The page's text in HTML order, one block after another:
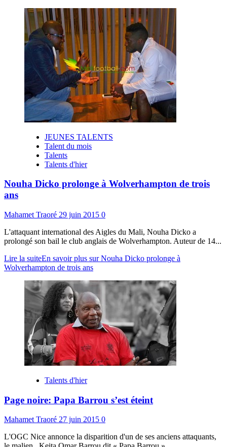
JEUNES TALENTS
Talent du mois
Talents
Talents d'hier
Nouha Dicko prolonge à Wolverhampton de trois
ans
Mahamet Traoré 29 juin 2015 0
L'attaquant international des Aigles du Mali, Nouha Dicko a
prolongé son bail le club anglais de Wolverhampton. Auteur de 14...
Lire la suiteEn savoir plus sur Nouha Dicko prolonge à
Wolverhampton de trois ans
Talents d'hier
Page noire: Papa Barrou s’est éteint
Mahamet Traoré 27 juin 2015 0
L'OGC Nice annonce la disparition d'un de ses anciens attaquants,